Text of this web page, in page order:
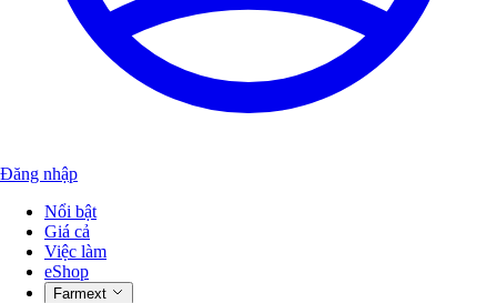
Đăng nhập
Nổi bật
Giá cả
Việc làm
eShop
Farmext